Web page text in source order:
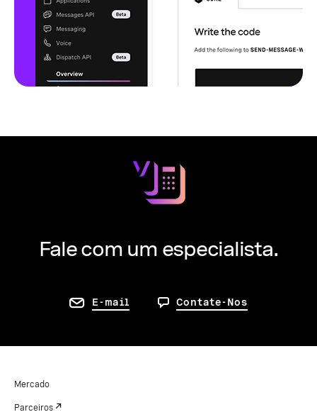
Fale com um especialista.
E-mail Contate-Nos
Mercado
Parceiros